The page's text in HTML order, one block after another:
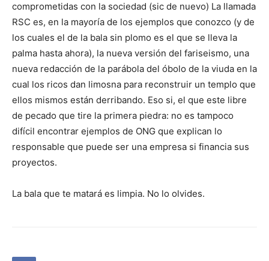
comprometidas con la sociedad (sic de nuevo) La llamada
RSC es, en la mayoría de los ejemplos que conozco (y de
los cuales el de la bala sin plomo es el que se lleva la
palma hasta ahora), la nueva versión del fariseismo, una
nueva redacción de la parábola del óbolo de la viuda en la
cual los ricos dan limosna para reconstruir un templo que
ellos mismos están derribando. Eso si, el que este libre
de pecado que tire la primera piedra: no es tampoco
difícil encontrar ejemplos de ONG que explican lo
responsable que puede ser una empresa si financia sus
proyectos.
La bala que te matará es limpia. No lo olvides.